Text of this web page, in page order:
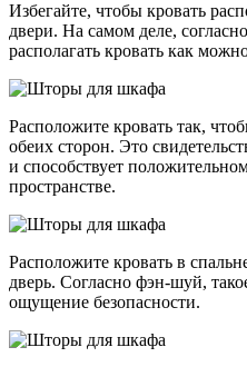
Избегайте, чтобы кровать
двери. На самом деле,
располагать кровать как
Расположите кровать так,
обеих сторон. Это
и способствует
пространстве.
Расположите кровать в
дверь. Согласно фэн-шуй,
ощущение безопасности.